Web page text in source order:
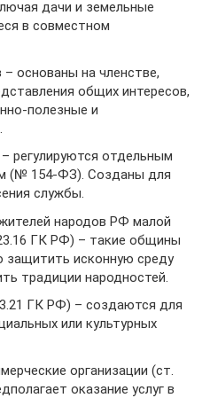
дачи и земельные
в совместном
основаны на членстве,
общих интересов,
полезные и
регулируются отдельным
(№ 154-ФЗ). Созданы для
службы.
народов РФ малой
ГК РФ) – такие общины
защитить исконную среду
традиции народностей.
ГК РФ) – создаются для
или культурных
организации (ст.
оказание услуг в